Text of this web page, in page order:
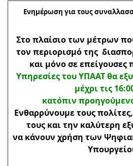
Ενημέρωση για τους
Στο πλαίσιο των μέτρων
τον περιορισμό της
και μόνο σε επείγουσες
Υπηρεσίες του ΥΠΑΑΤ θα
μέχρι τις
κατόπιν
Ενθαρρύνουμε τους
τους και την καλύτερη
να κάνουν χρήση των